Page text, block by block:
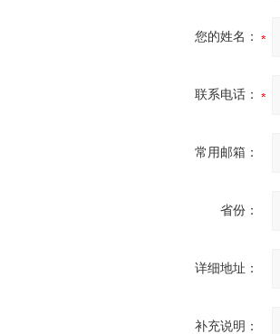
您的姓名：
联系电话：
常用邮箱：
省份：
详细地址：
补充说明：